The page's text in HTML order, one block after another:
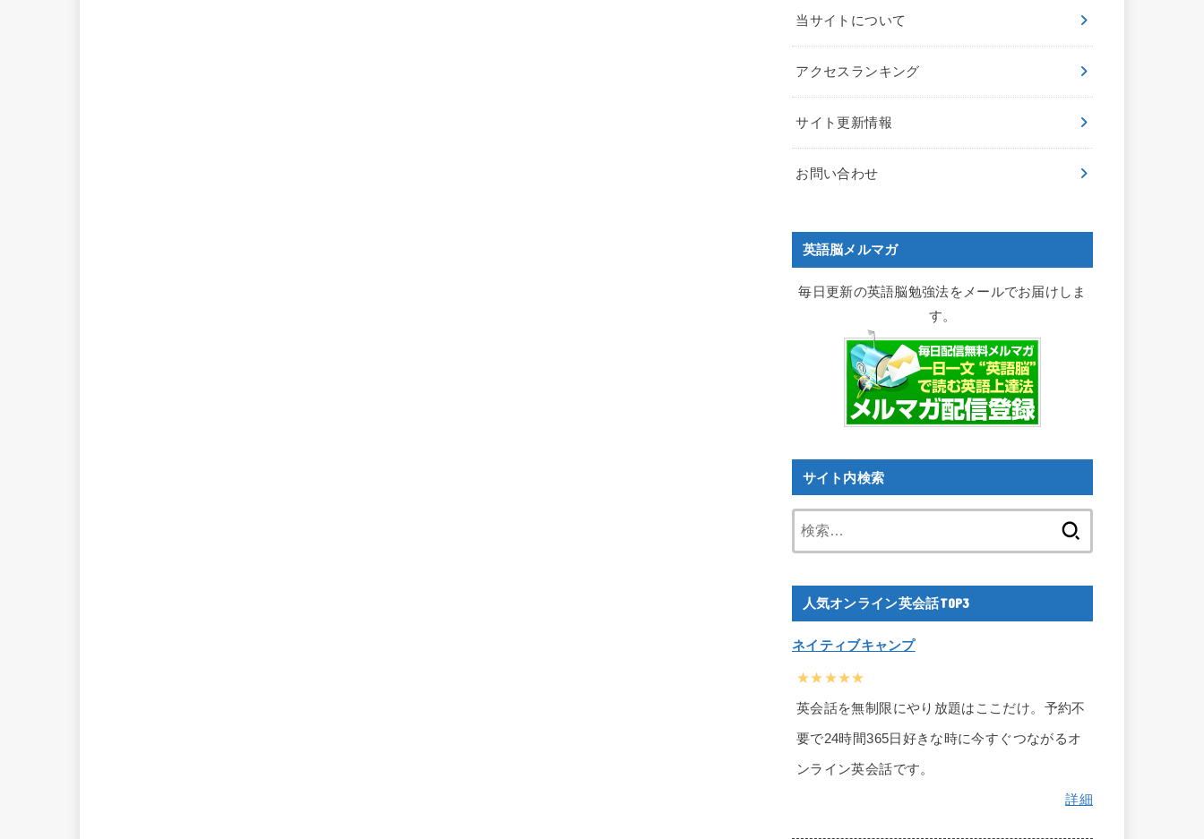
当サイトについて
アクセスランキング
サイト更新情報
お問い合わせ
英語脳メルマガ
毎日更新の英語脳勉強法をメールでお届けしま
す。
サイト内検索
人気オンライン英会話TOP3
ネイティブキャンプ
★★★★★
英会話を無制限にやり放題はここだけ。予約不
要で24時間365日好きな時に今すぐつながるオ
ンライン英会話です。
詳細